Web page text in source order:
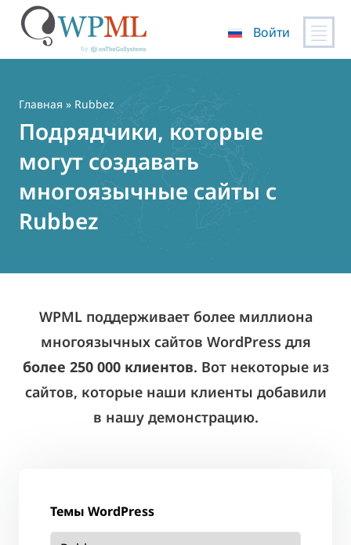
содержимому
Войти
Главная » Rubbez
Подрядчики, которые
могут создавать
многоязычные сайты с
Rubbez
WPML поддерживает более миллиона
многоязычных сайтов WordPress для
более 250 000 клиентов. Вот некоторые из
сайтов, которые наши клиенты добавили
в нашу демонстрацию.
Темы WordPress